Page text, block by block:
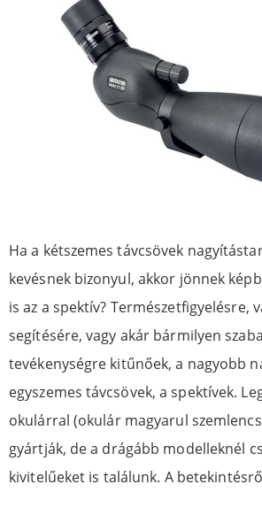
Ha a kétszemes távcsövek
kevésnek bizonyul, akkor jönnek
is az a spektív? Természetfigyelésre,
segítésére, vagy akár bármilyen
tevékenységre kitűnőek, a nagyobb
egyszemes távcsövek, a spektívek.
okulárral (okulár magyarul
gyártják, de a drágább modelleknél
kivitelűeket is találunk. A